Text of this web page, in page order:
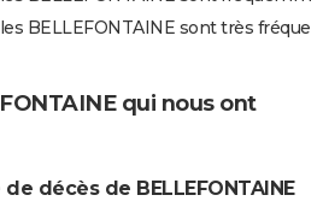
BELLEFONTAINE sont très
qui nous ont
décès de BELLEFONTAINE